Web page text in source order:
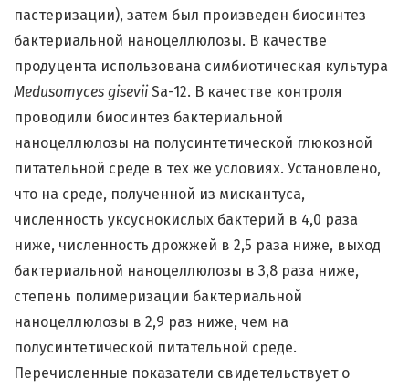
пастеризации), затем был произведен биосинтез
бактериальной наноцеллюлозы. В качестве
продуцента использована симбиотическая культура
Medusomyces gisevii Sa-12. В качестве контроля
проводили биосинтез бактериальной
наноцеллюлозы на полусинтетической глюкозной
питательной среде в тех же условиях. Установлено,
что на среде, полученной из мискантуса,
численность уксуснокислых бактерий в 4,0 раза
ниже, численность дрожжей в 2,5 раза ниже, выход
бактериальной наноцеллюлозы в 3,8 раза ниже,
степень полимеризации бактериальной
наноцеллюлозы в 2,9 раз ниже, чем на
полусинтетической питательной среде.
Перечисленные показатели свидетельствует о